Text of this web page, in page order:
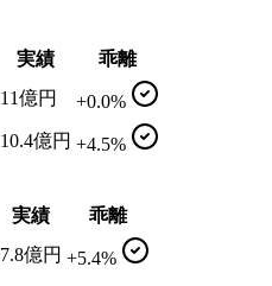
実績
乖離
11億円
+0.0%
10.4億円 +4.5%
実績
乖離
7.8億円 +5.4%